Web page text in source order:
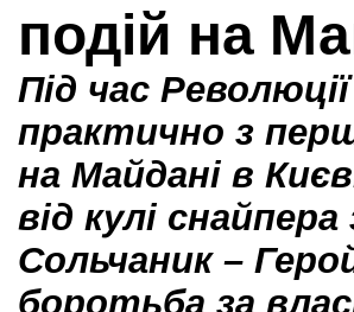
подій на
Під час
практично з
на Майдані в
від кулі
Сольчаник –
боротьба за